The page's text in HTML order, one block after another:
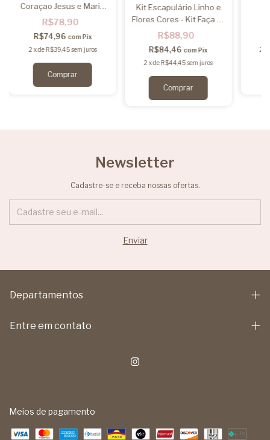
Coraçao Jesus e Maria
Luxo
R$78,90
R$74,96 com Pix
2 xdeR$39,45sem juros
Kit Escapulário Linho e
Flores Cores - Kit Faça vc
mesmo
R$88,90
R$84,46com Pix
2 xdeR$44,45 sem juros
Comprar
2
Newsletter
Cadastre-se e receba nossas ofertas.
Departamentos
Entre em contato
Meios de pagamento